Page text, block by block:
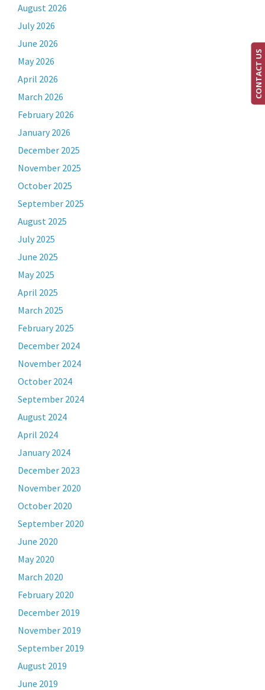
August 2026
July 2026
June 2026
May 2026
April 2026
March 2026
February 2026
January 2026
December 2025
November 2025
October 2025
September 2025
August 2025
July 2025
June 2025
May 2025
April 2025
March 2025
February 2025
December 2024
November 2024
October 2024
September 2024
August 2024
April 2024
January 2024
December 2023
November 2020
October 2020
September 2020
June 2020
May 2020
March 2020
February 2020
December 2019
November 2019
September 2019
August 2019
June 2019
CONTACT US